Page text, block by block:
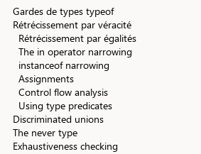
Gardes de types typeof
Rétrécissement par véracité
Rétrécissement par égalités
The in operator narrowing
instanceof narrowing
Assignments
Control flow analysis
Using type predicates
Discriminated unions
The never type
Exhaustiveness checking